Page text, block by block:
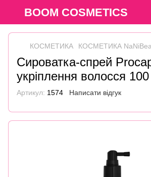
BOOM COSMETICS
КОСМЕТИКА КОСМЕТИКА
Сироватка-спрей
укріплення волосся
Артикул: 1574 Написати відгук